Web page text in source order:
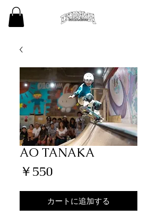
AO TANAKA
￥550
格
カートに追加する